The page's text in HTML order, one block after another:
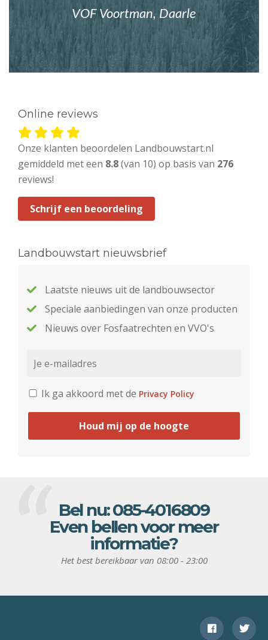
VOF Voortman, Daarle
Online reviews
Onze klanten beoordelen Landbouwstart.nl
gemiddeld met een 8.8(van 10) op basis van 276
reviews!
Schrijf een beoordeling
Landbouwstart nieuwsbrief
Laatste nieuws uit de landbouwsector
Speciale aanbiedingen van onze producten
Nieuws over Fosfaatrechten en VVO's
Ik ga akkoord met de Privacy Policy
Houd mij op de hoogte
Bel nu:085-4016809
Even bellen voor meer
informatie?
Het best bereikbaar van 08:00 - 23:00